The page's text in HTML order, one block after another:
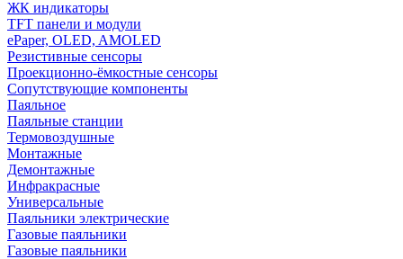
ЖК индикаторы
TFT панели и модули
ePaper, OLED, AMOLED
Резистивные сенсоры
Проекционно-ёмкостные сенсоры
Сопутствующие компоненты
Паяльное
Паяльные станции
Термовоздушные
Монтажные
Демонтажные
Инфракрасные
Универсальные
Паяльники электрические
Газовые паяльники
Газовые паяльники